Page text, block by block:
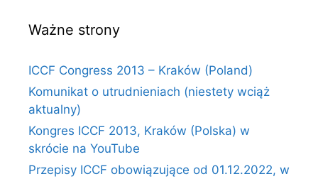
Ważne strony
ICCF Congress 2013 – Kraków (Poland)
Komunikat o utrudnieniach (niestety wciąż
aktualny)
Kongres ICCF 2013, Kraków (Polska) w
skrócie na YouTube
Przepisy ICCF obowiązujące od 01.12.2022, w